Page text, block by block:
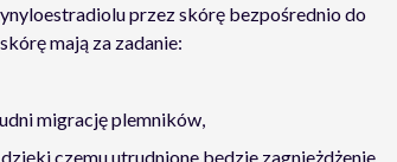
przez skórę bezpośrednio do
mają za zadanie:
migrację plemników,
czemu utrudnione będzie zagnieżdżenie